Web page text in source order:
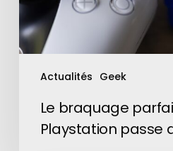
Actualités Geek
au
full
demat’
Le braquage
Playstation passe